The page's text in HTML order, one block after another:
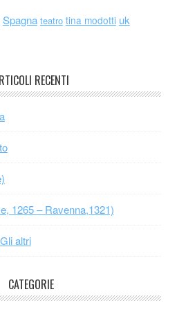
Spagna teatro tina modotti uk
RECENTI
1265 – Ravenna,1321)
altri
CATEGORIE